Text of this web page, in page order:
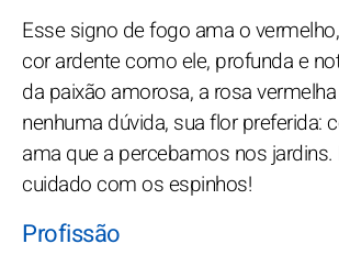
Esse signo de fogo ama o
cor ardente como ele, profunda e
da paixão amorosa, a rosa
nenhuma dúvida, sua flor preferida:
ama que a percebamos nos
cuidado com os espinhos!
Profissão